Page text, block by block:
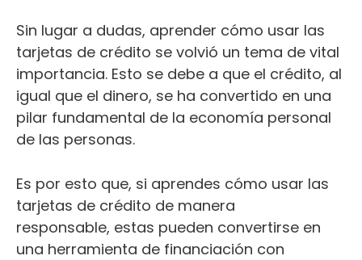
Sin lugar a dudas, aprender cómo usar las
tarjetas de crédito se volvió un tema de vital
importancia. Esto se debe a que el crédito, al
igual que el dinero, se ha convertido en una
pilar fundamental de la economía personal
de las personas.
Es por esto que, si aprendes cómo usar las
tarjetas de crédito de manera
responsable, estas pueden convertirse en
una herramienta de financiación con